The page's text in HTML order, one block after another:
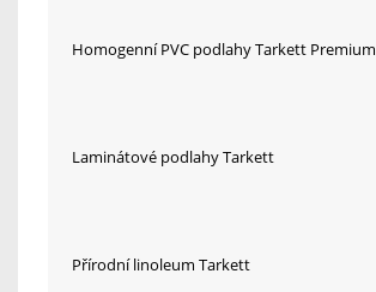
Homogenní PVC podlahy Tarkett Premium
Laminátové podlahy Tarkett
Přírodní linoleum Tarkett